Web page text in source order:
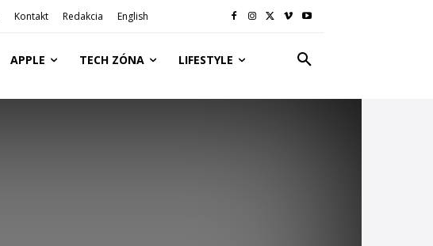
Kontakt Redakcia English
APPLE TECH ZÓNA LIFESTYLE